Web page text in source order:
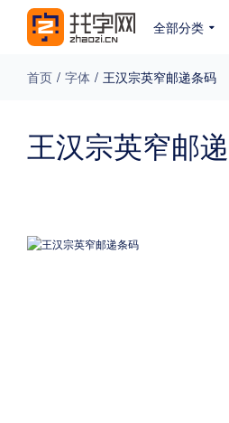
全部分类
免费下载 收费下载 更多
首页 / 字体 / 王汉宗英窄邮递条码
王汉宗英窄邮